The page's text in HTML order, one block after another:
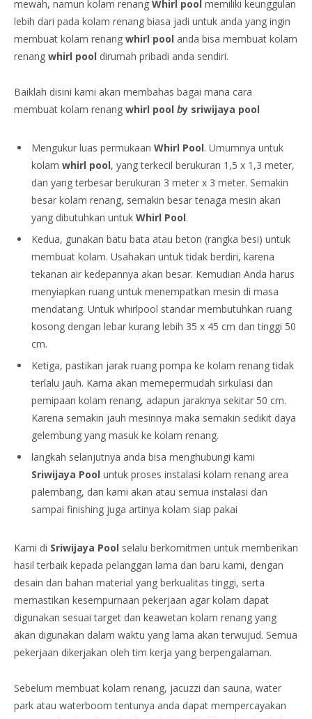
mewah, namun kolam renang Whirl pool memiliki keunggulan
lebih dari pada kolam renang biasa jadi untuk anda yang ingin
membuat kolam renang whirl pool anda bisa membuat kolam
renang whirl pool dirumah pribadi anda sendiri.
Baiklah disini kami akan membahas bagai mana cara
membuat kolam renang whirl pool by sriwijaya pool
Mengukur luas permukaan Whirl Pool. Umumnya untuk
kolam whirl pool, yang terkecil berukuran 1,5 x 1,3 meter,
dan yang terbesar berukuran 3 meter x 3 meter. Semakin
besar kolam renang, semakin besar tenaga mesin akan
yang dibutuhkan untuk Whirl Pool.
Kedua, gunakan batu bata atau beton (rangka besi) untuk
membuat kolam. Usahakan untuk tidak berdiri, karena
tekanan air kedepannya akan besar. Kemudian Anda harus
menyiapkan ruang untuk menempatkan mesin di masa
mendatang. Untuk whirlpool standar membutuhkan ruang
kosong dengan lebar kurang lebih 35 x 45 cm dan tinggi 50
cm.
Ketiga, pastikan jarak ruang pompa ke kolam renang tidak
terlalu jauh. Karna akan memepermudah sirkulasi dan
pemipaan kolam renang, adapun jaraknya sekitar 50 cm.
Karena semakin jauh mesinnya maka semakin sedikit daya
gelembung yang masuk ke kolam renang.
langkah selanjutnya anda bisa menghubungi kami
Sriwijaya Pool untuk proses instalasi kolam renang area
palembang, dan kami akan atau semua instalasi dan
sampai finishing juga artinya kolam siap pakai
Kami di Sriwijaya Pool selalu berkomitmen untuk memberikan
hasil terbaik kepada pelanggan lama dan baru kami, dengan
desain dan bahan material yang berkualitas tinggi, serta
memastikan kesempurnaan pekerjaan agar kolam dapat
digunakan sesuai target dan keawetan kolam renang yang
akan digunakan dalam waktu yang lama akan terwujud. Semua
pekerjaan dikerjakan oleh tim kerja yang berpengalaman.
Sebelum membuat kolam renang, jacuzzi dan sauna, water
park atau waterboom tentunya anda dapat mempercayakan